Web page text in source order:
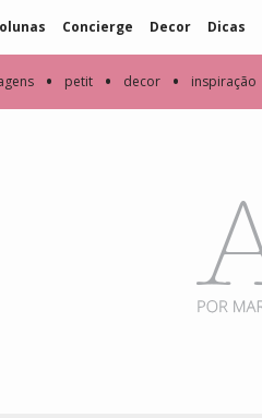
Concierge Decor Dicas
• petit • decor • inspiração